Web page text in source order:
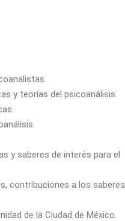
y teorías del psicoanálisis.
y saberes de interés para el
contribuciones a los saberes
de la Ciudad de México.